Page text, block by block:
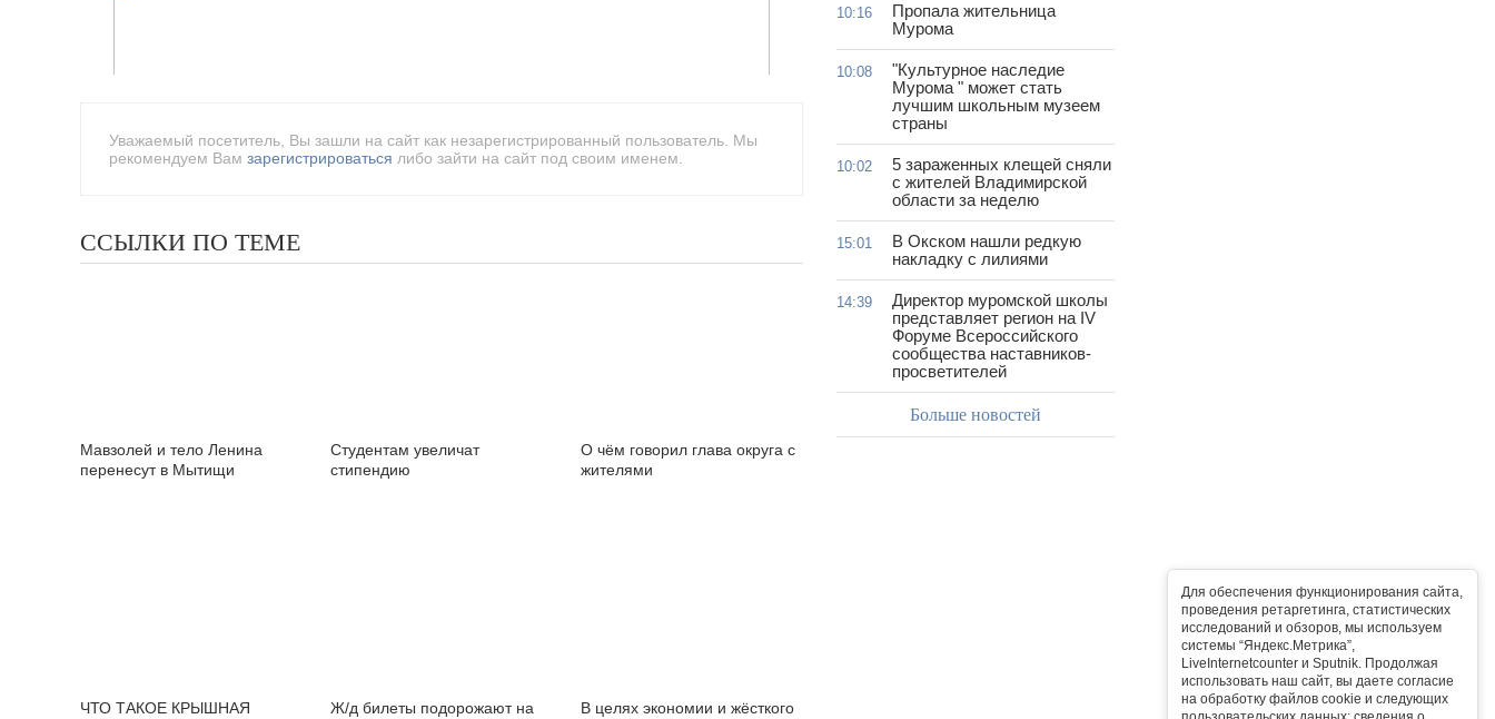
Для обеспечения функционирования сайта,
проведения ретаргетинга, статистических
исследований и обзоров, мы используем
системы “Яндекс.Метрика”,
LiveInternetcounter и Sputnik. Продолжая
использовать наш сайт, вы даете согласие
на обработку файлов cookie и следующих
Уважаемый посетитель, Вы зашли на сайт как незарегистрированный пользователь. Мы
рекомендуем Вам зарегистрироваться либо зайти на сайт под своим именем.
ССЫЛКИ ПО ТЕМЕ
Мавзолей и тело Ленина
перенесут в Мытищи
Студентам увеличат
стипендию
О чём говорил глава округа с
жителями
ЧТО ТАКОЕ КРЫШНАЯ Ж/д билеты подорожают на В целях экономии и жёсткого
10:16
Пропала жительница
Мурома
10:08
"Культурное наследие
Мурома " может стать
лучшим школьным музеем
страны
10:02
5 зараженных клещей сняли
с жителей Владимирской
области за неделю
15:01
В Окском нашли редкую
накладку с лилиями
14:39
Директор муромской школы
представляет регион на IV
Форуме Всероссийского
сообщества наставников-
просветителей
Больше новостей